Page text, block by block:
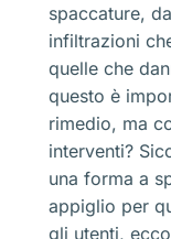
spaccature,
infiltrazioni
quelle che
questo è
rimedio, ma
interventi?
una forma a
appiglio per
gli utenti,